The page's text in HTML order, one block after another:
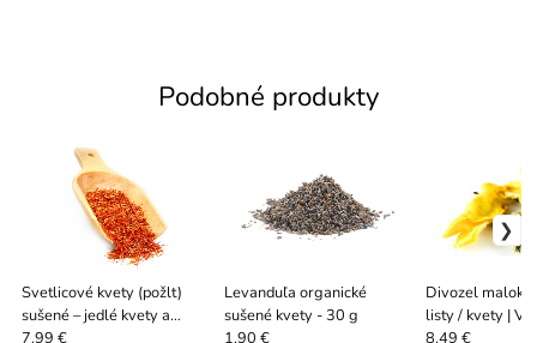
Podobné produkty
Svetlicové kvety (požlt)
sušené – jedlé kvety a
prírodné farbivo 50 / 100 /
7.99 €
Levanduľa organické
sušené kvety - 30 g
1.90 €
Divozel
listy / kvety |
thapsus 100 /
8.49 €